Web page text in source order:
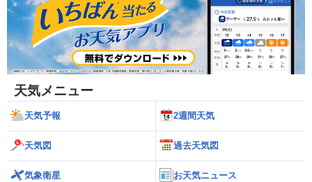
天気メニュー
天気予報 2週間天気
天気図 過去天気図
気象衛星 お天気ニュース